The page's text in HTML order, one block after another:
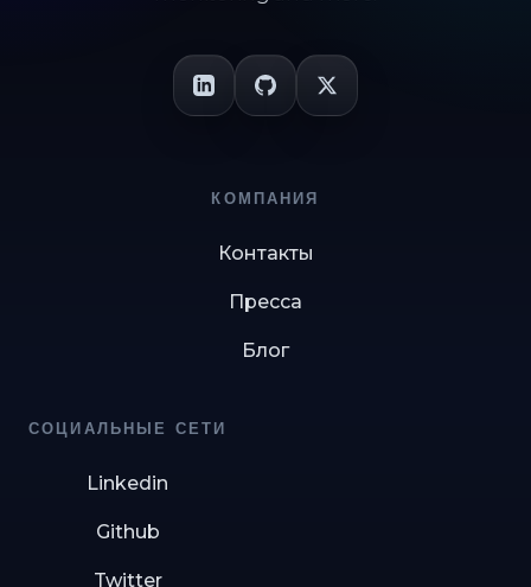
КОМПАНИЯ
Контакты
Пресса
Блог
СОЦИАЛЬНЫЕ СЕТИ
Linkedin
Github
Twitter